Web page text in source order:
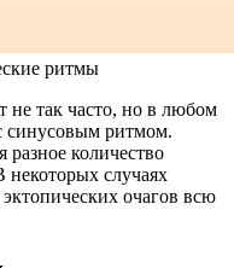
ритмы
так часто, но в любом
синусовым ритмом.
количество
некоторых случаях
очагов всю